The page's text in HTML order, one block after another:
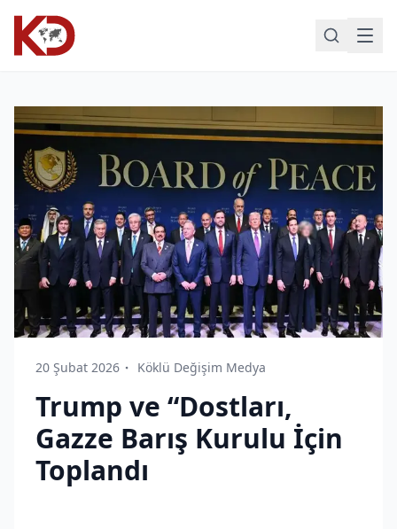
20 Şubat 2026 Köklü Değişim Medya
Trump ve “Dostları,
Gazze Barış Kurulu İçin
Toplandı